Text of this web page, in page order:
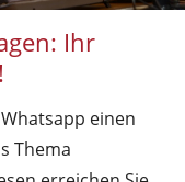
Ihr
einen
Thema